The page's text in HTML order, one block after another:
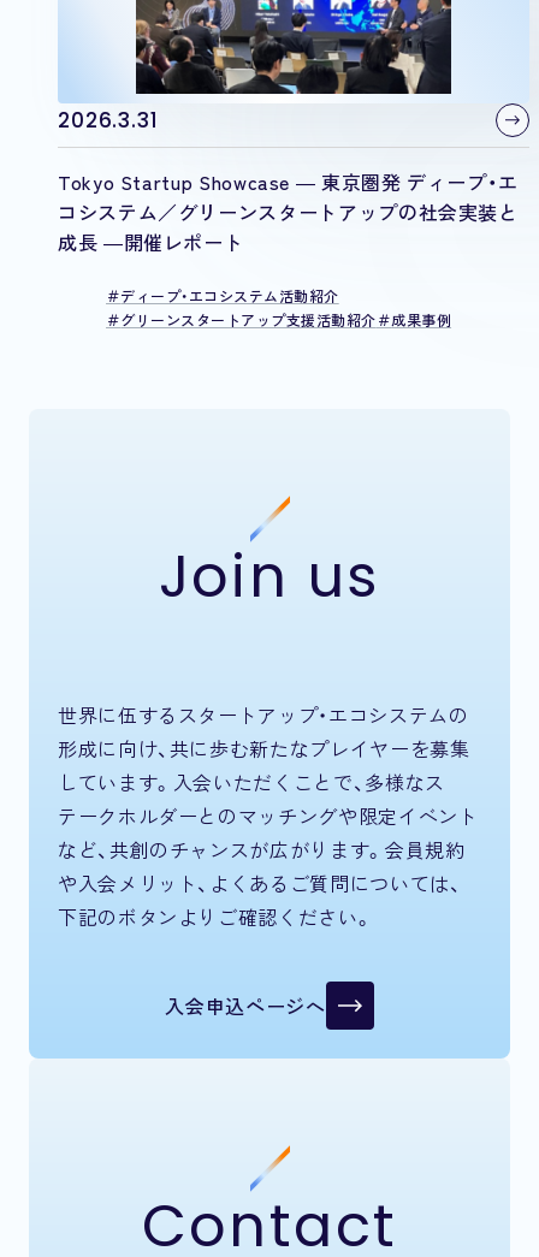
2026.3.31
Tokyo Startup Showcase ― 東京圏発 ディープ・エ
コシステム／グリーンスタートアップの社会実装と
成長 ―開催レポート
ディープ・エコシステム活動紹介
グリーンスタートアップ支援活動紹介
成果事例
Join us
世界に伍するスタートアップ・エコシステムの
形成に向け、共に歩む新たなプレイヤーを募集
しています。入会いただくことで、多様なス
テークホルダーとのマッチングや限定イベント
など、共創のチャンスが広がります。会員規約
や入会メリット、よくあるご質問については、
下記のボタンよりご確認ください。
入会申込ページへ
Contact